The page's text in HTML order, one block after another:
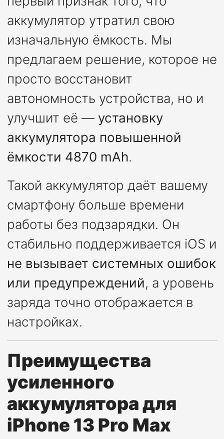
аккумулятор утратил свою
изначальную ёмкость. Мы
предлагаем решение, которое не
просто восстановит
автономность устройства, но и
улучшит её — установку
аккумулятора повышенной
ёмкости 4870 mAh.
Такой аккумулятор даёт вашему
смартфону больше времени
работы без подзарядки. Он
стабильно поддерживается iOS и
не вызывает системных ошибок
или предупреждений, а уровень
заряда точно отображается в
настройках.
Преимущества
усиленного
аккумулятора для
iPhone 13 Pro Max